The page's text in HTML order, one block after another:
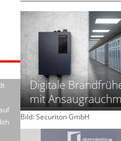
Digitale
mit
Bild: Securiton GmbH